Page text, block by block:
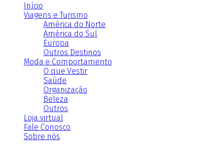
Início
Viagens e Turismo
América do Norte
América do Sul
Europa
Outros Destinos
Moda e Comportamento
O que Vestir
Saúde
Organização
Beleza
Outros
Loja virtual
Fale Conosco
Sobre nós